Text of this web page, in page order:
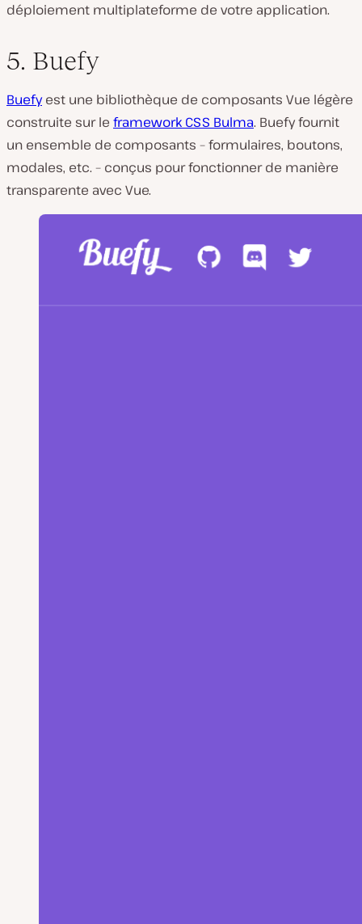
déploiement multiplateforme de votre application.
5. Buefy
Buefyest une bibliothèque de composants Vue légère
construite sur le framework CSS Bulma. Buefy fournit
un ensemble de composants – formulaires, boutons,
modales, etc. – conçus pour fonctionner de manière
transparente avec Vue.